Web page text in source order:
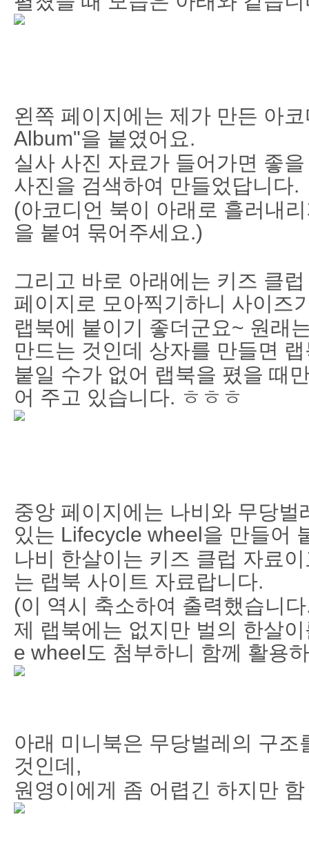
왼쪽 페이지에는 제가 만든 아
Album"을 붙였어요.
실사 사진 자료가 들어가면 좋
사진을 검색하여 만들었답니다.
(아코디언 북이 아래로 흘러내
을 붙여 묶어주세요.)
그리고 바로 아래에는 키즈 클
페이지로 모아찍기하니 사이즈
랩북에 붙이기 좋더군요~ 원래
만드는 것인데 상자를 만들면
붙일 수가 없어 랩북을 폈을 때
어 주고 있습니다. ㅎㅎㅎ
중앙 페이지에는 나비와 무당벌
있는 Lifecycle wheel을 만들어
나비 한살이는 키즈 클럽 자료
는 랩북 사이트 자료랍니다.
(이 역시 축소하여 출력했습니
제 랩북에는 없지만 벌의 한살
e wheel도 첨부하니 함께 활용
아래 미니북은 무당벌레의 구조
것인데,
원영이에게 좀 어렵긴 하지만